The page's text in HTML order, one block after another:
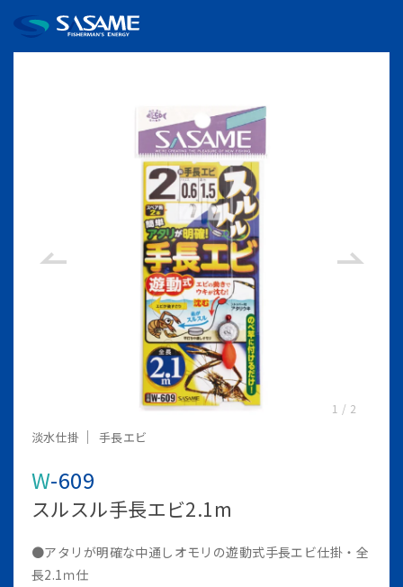
1 / 2
淡水仕掛 手長エビ
W-609
スルスル手長エビ2.1m
●アタリが明確な中通しオモリの遊動式手長エビ仕掛・全
長2.1ｍ仕